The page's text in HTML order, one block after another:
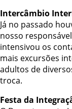
Intercâmbio
Já no passado
nosso
intensivou os
mais excursões
adultos de
troca.
Festa da